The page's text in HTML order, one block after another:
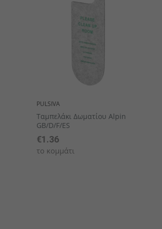
PULSIVA
Ταμπελάκι Δωματίου Alpin
GB/D/F/ES
€1.36
το κομμάτι